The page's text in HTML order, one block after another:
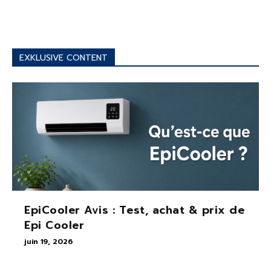
EXKLUSIVE CONTENT
EpiCooler Avis : Test, achat & prix de
Epi Cooler
juin 19, 2026